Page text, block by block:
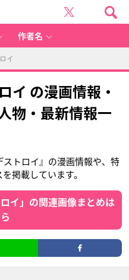
作者名
イ
イ の漫画情報・
物・最新情報一
トロイ』の漫画情報や、特
掲載しています。
イ」の関連画像まとめは